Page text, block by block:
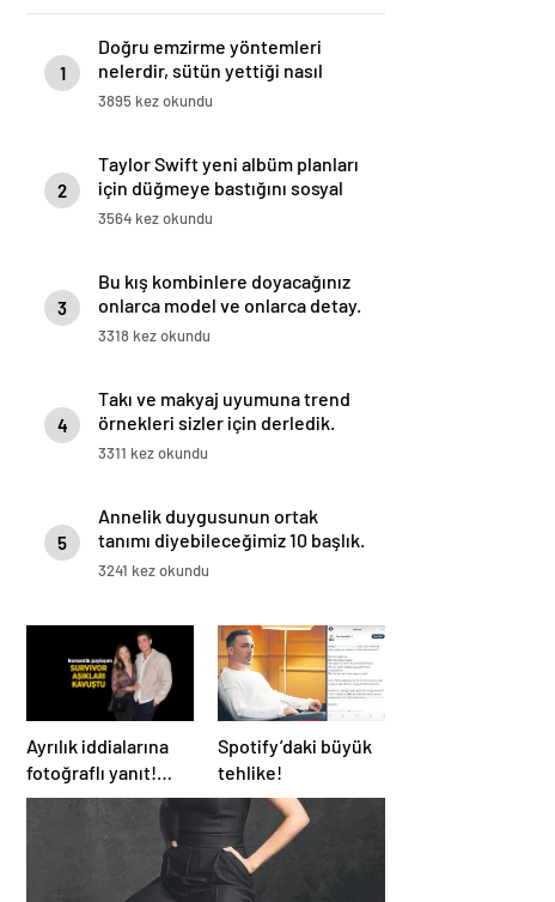
1
Doğru emzirme yöntemleri
nelerdir, sütün yettiği nasıl
anlaşılır?
3895 kez okundu
2
Taylor Swift yeni albüm planları
için düğmeye bastığını sosyal
medyadan duyurdu!
3564 kez okundu
3
Bu kış kombinlere doyacağınız
onlarca model ve onlarca detay.
3318 kez okundu
4
Takı ve makyaj uyumuna trend
örnekleri sizler için derledik.
3311 kez okundu
5
Annelik duygusunun ortak
tanımı diyebileceğimiz 10 başlık.
3241 kez okundu
Ayrılık iddialarına
fotoğraflı yanıt!
Survivor Yiğit
sevgilisinden yeni
Spotify’daki büyük
tehlike!